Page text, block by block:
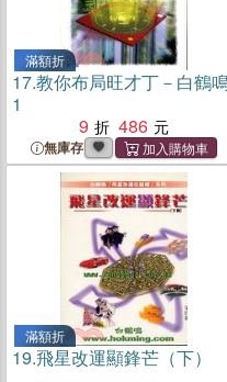
滿額折
17.教你布局旺才丁－白鶴
1
9
486
無庫存
滿額折
19.飛星改運顯鋒芒（下）